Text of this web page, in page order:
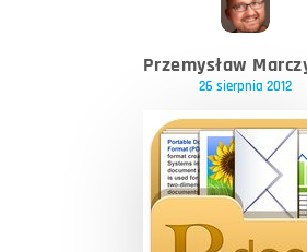
Przemysław
26 sierpnia 2012